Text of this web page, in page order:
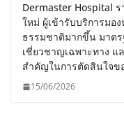
Dermaster Hospital
ใหม่ ผู้เข้ารับบริการมอ
ธรรมชาติมากขึ้น มาต
เชี่ยวชาญเฉพาะทาง แ
สำคัญในการตัดสินใจข
15/06/2026